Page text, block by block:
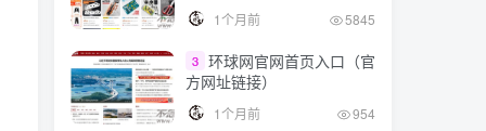
1个月前 5845
3 环球网官网首页入口（官
方网址链接）
1个月前 954